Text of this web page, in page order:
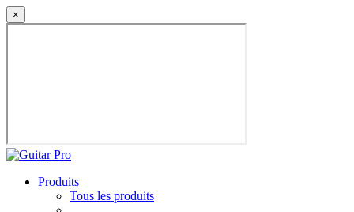
×
Produits
Tous les produits